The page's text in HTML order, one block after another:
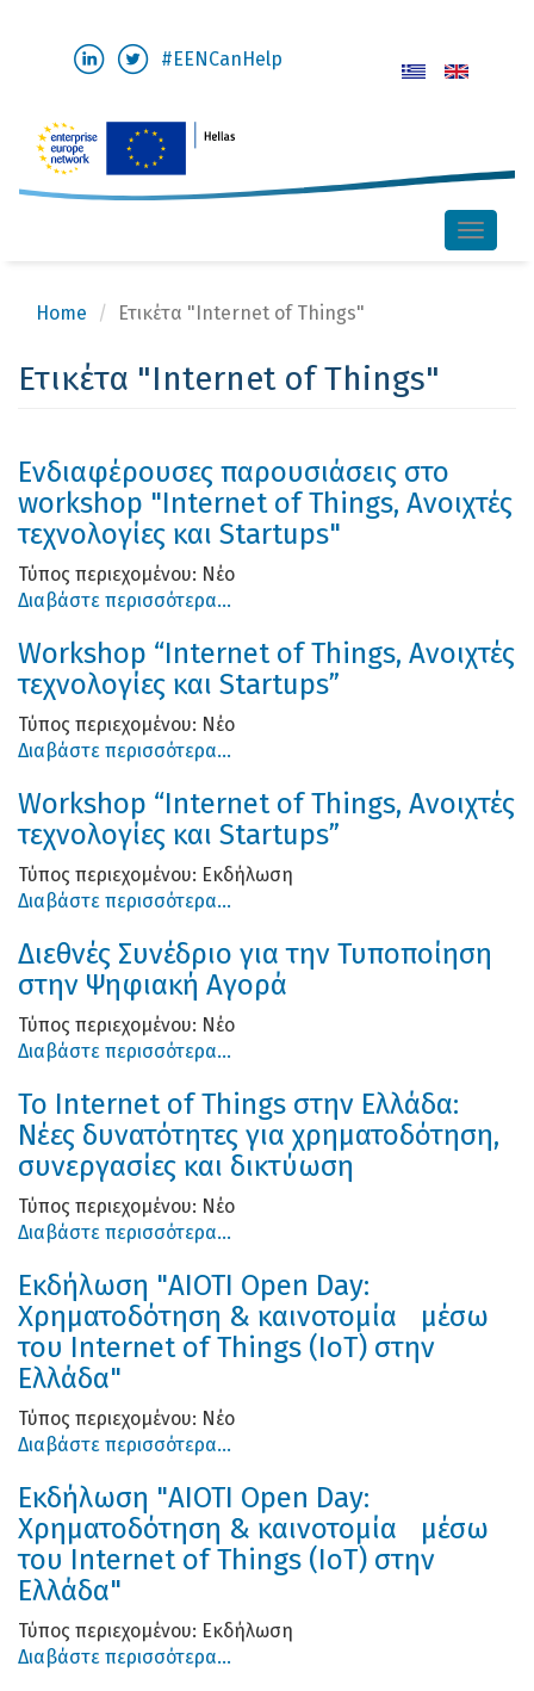
#EENCanHelp
Toggle
Home Ετικέτα "Internet of Things"
Ετικέτα "Internet of Things"
Ενδιαφέρουσες παρουσιάσεις στο
workshop "Ιnternet of Things, Ανοιχτές
τεχνολογίες και Startups"
Τύπος περιεχομένου: Νέο
Διαβάστε περισσότερα...
Workshop “Internet of Things, Ανοιχτές
τεχνολογίες και Startups”
Τύπος περιεχομένου: Νέο
Διαβάστε περισσότερα...
Workshop “Internet of Things, Ανοιχτές
τεχνολογίες και Startups”
Τύπος περιεχομένου: Εκδήλωση
Διαβάστε περισσότερα...
Διεθνές Συνέδριο για την Τυποποίηση
στην Ψηφιακή Αγορά
Τύπος περιεχομένου: Νέο
Διαβάστε περισσότερα...
Το Internet of Things στην Ελλάδα:
Νέες δυνατότητες για χρηματοδότηση,
συνεργασίες και δικτύωση
Τύπος περιεχομένου: Νέο
Διαβάστε περισσότερα...
Εκδήλωση "AIOTI Open Day:
Χρηματοδότηση & καινοτομία μέσω
του Internet of Things (ΙοΤ) στην
Ελλάδα"
Τύπος περιεχομένου: Νέο
Διαβάστε περισσότερα...
Εκδήλωση "AIOTI Open Day:
Χρηματοδότηση & καινοτομία μέσω
του Internet of Things (ΙοΤ) στην
Ελλάδα"
Τύπος περιεχομένου: Εκδήλωση
Διαβάστε περισσότερα...